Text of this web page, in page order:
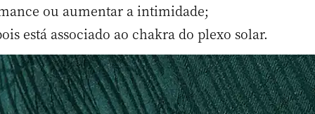
ou aumentar a intimidade;
está associado ao chakra do plexo solar.